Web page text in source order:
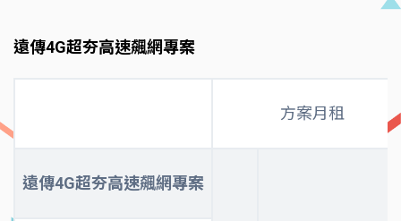
遠傳4G超夯高速飆網專案
方案月租
遠傳4G超夯高速飆網專案